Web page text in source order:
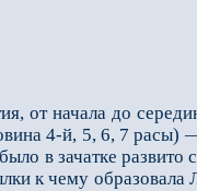
от начала до
4-й, 5, 6, 7 расы)
в зачатке
к чему